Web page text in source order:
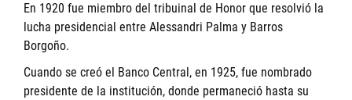
En 1920 fue miembro del tribuinal de Honor que resolvió la
lucha presidencial entre Alessandri Palma y Barros
Borgoño.
Cuando se creó el Banco Central, en 1925, fue nombrado
presidente de la institución, donde permaneció hasta su